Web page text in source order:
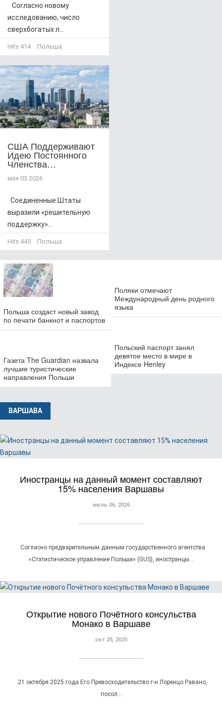
Согласно новому
исследованию, число
сверхбогатых л...
Hits:414 Польша
США Поддерживают
Идею Постоянного
Членства…
мая 03 2026
Соединенные Штаты
выразили «решительную
поддержку»...
Hits:445 Польша
Польша создаст новый завод
по печати банкнот и паспортов
Газета The Guardian назвала
лучшие туристические
направления Польши
Поляки отмечают
Международный день родного
языка
Польский паспорт занял
девятое место в мире в
Индексе Henley
ВАРШАВА
Иностранцы на данный момент составляют
15% населения Варшавы
июль 06, 2026
Согласно предварительным данным государственного агентства
«Статистическое управление Польши» (GUS), иностранцы…
Открытие нового Почётного консульства
Монако в Варшаве
окт 25, 2025
21 октября 2025 года Его Превосходительство г-н Лоренцо Равано,
посол…